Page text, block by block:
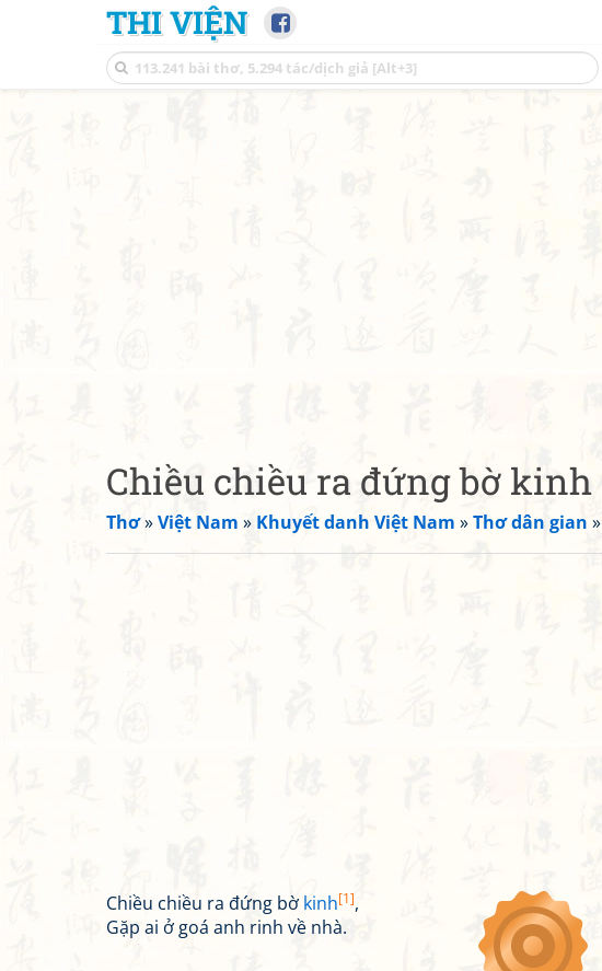
THI VIỆN
Chiều chiều ra đứng bờ kinh
Thơ»Việt Nam » Khuyết danh Việt Nam »Thơ dân gian »
Chiều chiều ra đứng bờ kinh[1],
Gặp ai ở goá anh rinh về nhà.